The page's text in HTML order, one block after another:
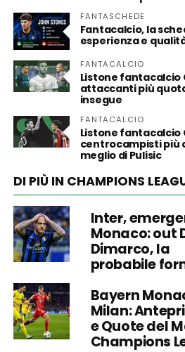
FANTASCHEDE
Fantacalcio, la
esperienza e
FANTACALCIO
Listone fantacalcio
attaccanti più
insegue
FANTACALCIO
Listone fantacalcio
centrocampisti più
meglio di Pulisic
DI PIÙ IN CHAMPIONS
Inter,
Monaco: out
Dimarco, la
probabile
Bayern
Milan:
e Quote del
Champions